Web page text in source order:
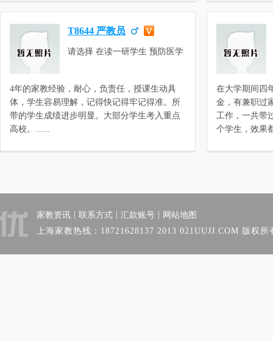
T8644 严教员
请选择 在读一研学生 预防医学
4年的家教经验，耐心，负责任，授课生动具
体，学生容易理解，记得快记得牢记得准。所
带的学生成绩进步明显。大部分学生考入重点
高校。......
在大学期间四
金，有兼职过
工作，一共带
个学生，效果
家教资讯 联系方式 汇款账号
网站地图
上海家教热线：18721628137 2013 021UUJJ.COM 版权